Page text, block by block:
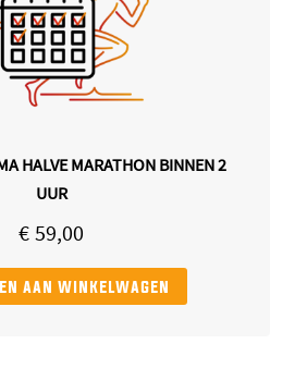
HALVE MARATHON BINNEN 2
UUR
€ 59,00
aan winkelwagen